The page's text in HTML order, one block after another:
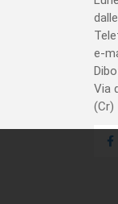
e-
Via
(Cr)